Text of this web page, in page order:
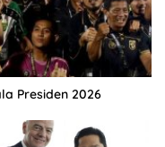
Presiden 2026